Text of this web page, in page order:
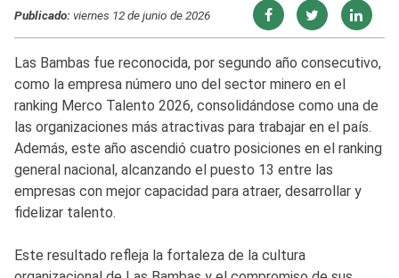
Publicado:viernes 12 de junio de 2026
Las Bambas fue reconocida, por segundo año consecutivo,
como la empresa número uno del sector minero en el
ranking Merco Talento 2026, consolidándose como una de
las organizaciones más atractivas para trabajar en el país.
Además, este año ascendió cuatro posiciones en el ranking
general nacional, alcanzando el puesto 13 entre las
empresas con mejor capacidad para atraer, desarrollar y
fidelizar talento.
Este resultado refleja la fortaleza de la cultura